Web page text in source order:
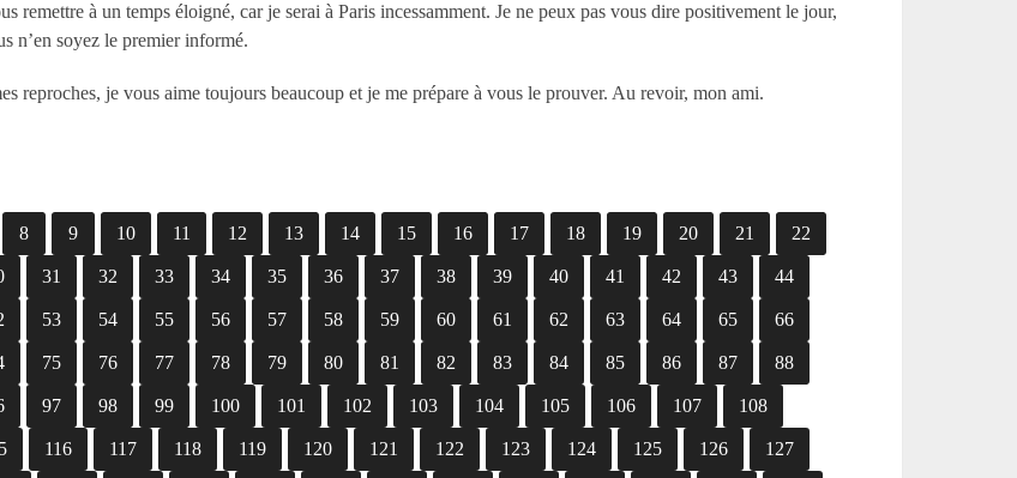
remettre à un temps éloigné, car je serai à Paris incessamment. Je ne peux pas vous dire positivement le jour,
n’en soyez le premier informé.
reproches, je vous aime toujours beaucoup et je me prépare à vous le prouver. Au revoir, mon ami.
8 9 10 11 12 13 14 15 16 17 18 19 20 21 22
31 32 33 34 35 36 37 38 39 40 41 42 43 44
53 54 55 56 57 58 59 60 61 62 63 64 65 66
75 76 77 78 79 80 81 82 83 84 85 86 87 88
97 98 99 100 101 102 103 104 105 106 107 108
116 117 118 119 120 121 122 123 124 125 126 127